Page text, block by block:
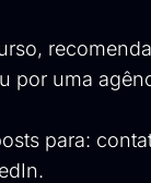
por uma
para:
.